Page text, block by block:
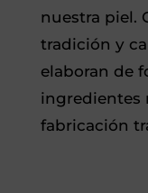
nuestra piel.
tradición y
elaboran de
ingredientes
fabricación